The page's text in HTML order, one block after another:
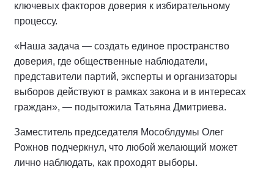
ключевых факторов доверия к избирательному
процессу.
«Наша задача — создать единое пространство
доверия, где общественные наблюдатели,
представители партий, эксперты и организаторы
выборов действуют в рамках закона и в интересах
граждан», — подытожила Татьяна Дмитриева.
Заместитель председателя Мособлдумы Олег
Рожнов подчеркнул, что любой желающий может
лично наблюдать, как проходят выборы.